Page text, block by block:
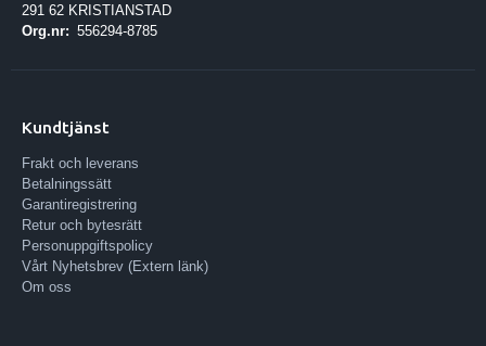
291 62 KRISTIANSTAD
Org.nr: 556294-8785
Kundtjänst
Frakt och leverans
Betalningssätt
Garantiregistrering
Retur och bytesrätt
Personuppgiftspolicy
Vårt Nyhetsbrev (Extern länk)
Om oss